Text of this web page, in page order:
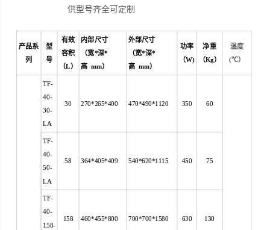
供型号齐全可定制
产品系
列
型
号
有效
容积
（L）
内部尺寸
（宽*深*
高 mm）
外部尺寸
（宽*深*
高 mm）
功率
（W)
净重
（Kg）
温度
(℃）
TF-
40-
30-
LA
30 270*265*400 470*490*1120 350 60
TF-
40-
50-
LA
58 364*405*409 540*620*1115 450 75
TF-
40-
158-
158 460*455*800 700*700*1580 630 130